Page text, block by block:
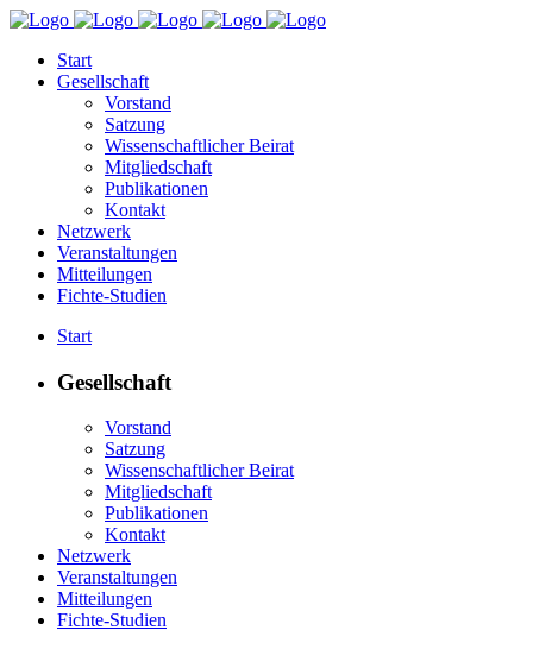
Start
Gesellschaft
Vorstand
Satzung
Wissenschaftlicher Beirat
Mitgliedschaft
Publikationen
Kontakt
Netzwerk
Veranstaltungen
Mitteilungen
Fichte-Studien
Start
Gesellschaft
Vorstand
Satzung
Wissenschaftlicher Beirat
Mitgliedschaft
Publikationen
Kontakt
Netzwerk
Veranstaltungen
Mitteilungen
Fichte-Studien